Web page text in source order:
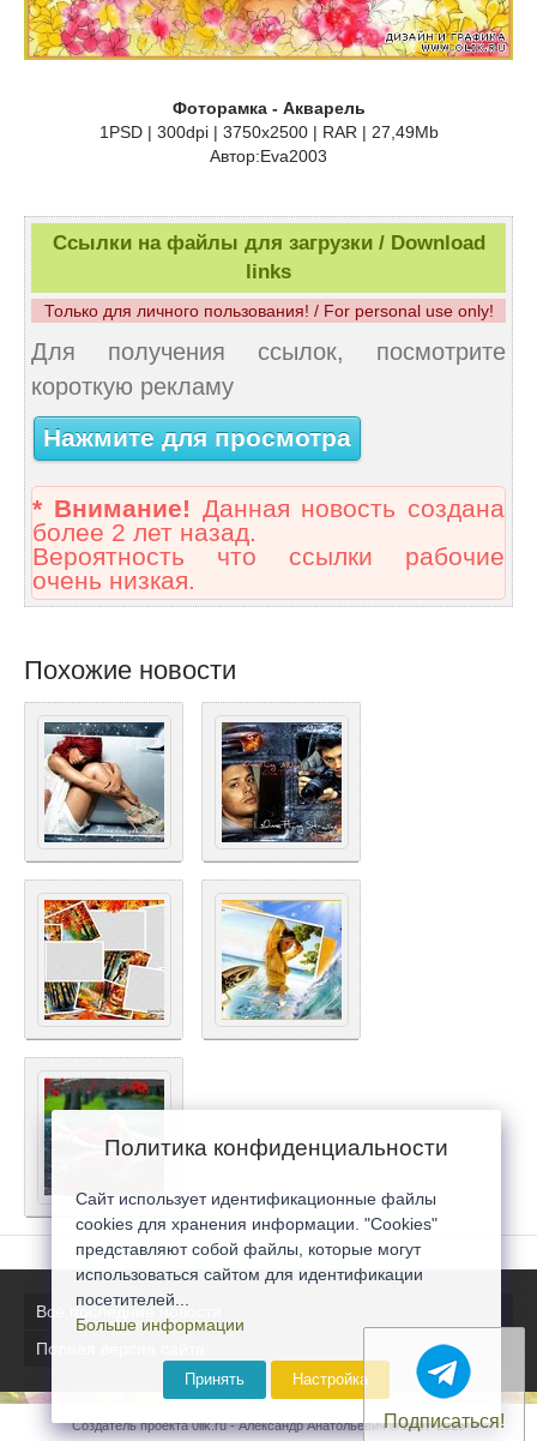
Фоторамка - Акварель
1PSD | 300dpi | 3750x2500 | RAR | 27,49Mb
Автор:Eva2003
Ссылки на файлы для загрузки / Download
links
Только для личного пользования! / For personal use only!
Для получения ссылок, посмотрите
короткую рекламу
Нажмите для просмотра
* Внимание! Данная новость создана
более 2 лет назад.
Вероятность что ссылки рабочие
очень низкая.
Похожие новости
Все последние новости
Полная версия сайта
Создатель проекта 0lik.ru - Александр Анатольевич © 2007-2026
Подписаться!
Политика конфиденциальности
Сайт использует идентификационные файлы
cookies для хранения информации. "Cookies"
представляют собой файлы, которые могут
использоваться сайтом для идентификации
посетителей...
Больше информации
Принять Настройка